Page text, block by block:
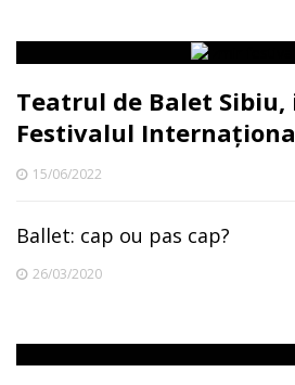
Teatrul de Balet
Festivalul
15/06/2022
Ballet: cap ou pas cap?
26/03/2020